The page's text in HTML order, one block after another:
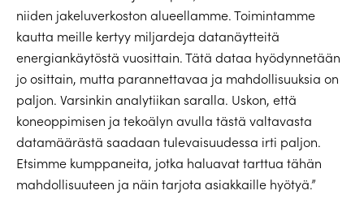
niiden jakeluverkoston alueellamme. Toimintamme
kautta meille kertyy miljardeja datanäytteitä
energiankäytöstä vuosittain. Tätä dataa hyödynnetään
jo osittain, mutta parannettavaa ja mahdollisuuksia on
paljon. Varsinkin analytiikan saralla. Uskon, että
koneoppimisen ja tekoälyn avulla tästä valtavasta
datamäärästä saadaan tulevaisuudessa irti paljon.
Etsimme kumppaneita, jotka haluavat tarttua tähän
mahdollisuuteen ja näin tarjota asiakkaille hyötyä.”